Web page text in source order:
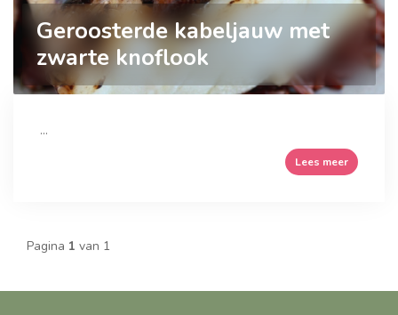
Geroosterde kabeljauw met
zwarte knoflook
...
Lees meer
Pagina 1 van 1